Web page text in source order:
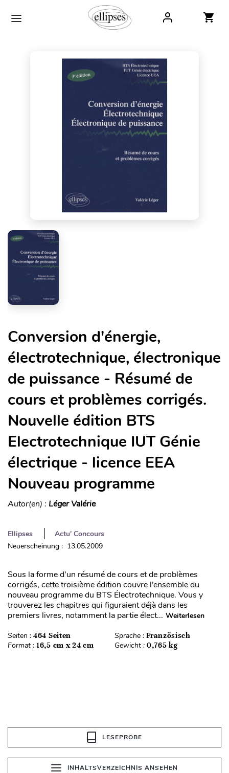
Conversion d'énergie,
électrotechnique, électronique
de puissance - Résumé de
cours et problèmes corrigés.
Nouvelle édition BTS
Electrotechnique IUT Génie
électrique - licence EEA
Nouveau programme
Autor(en) : Léger Valérie
Ellipses
Actu' Concours
Neuerscheinung : 13.05.2009
Sous la forme d’un résumé de cours et de problèmes
corrigés, cette troisième édition couvre l’ensemble du
nouveau programme du BTS Électrotechnique. Vous y
trouverez les chapitres qui figuraient déjà dans les
premiers livres, notamment la partie élect... Weiterlesen
Seiten : 464 Seiten Sprache : Französisch
Format : 16,5 cm x 24 cm Gewicht : 0,765 kg
LESEPROBE
INHALTSVERZEICHNIS ANSEHEN